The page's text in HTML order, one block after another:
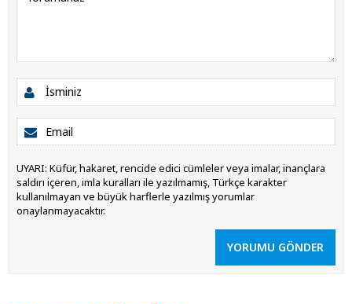
UYARI: Küfür, hakaret, rencide edici cümleler veya imalar, inançlara
saldırı içeren, imla kuralları ile yazılmamış, Türkçe karakter
kullanılmayan ve büyük harflerle yazılmış yorumlar
onaylanmayacaktır.
YORUMU GÖNDER